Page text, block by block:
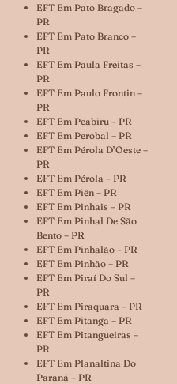
EFT Em Pato Bragado –
PR
EFT Em Pato Branco –
PR
EFT Em Paula Freitas –
PR
EFT Em Paulo Frontin –
PR
EFT Em Peabiru – PR
EFT Em Perobal – PR
EFT Em Pérola D’Oeste –
PR
EFT Em Pérola – PR
EFT Em Piên – PR
EFT Em Pinhais – PR
EFT Em Pinhal De São
Bento – PR
EFT Em Pinhalão – PR
EFT Em Pinhão – PR
EFT Em Piraí Do Sul –
PR
EFT Em Piraquara – PR
EFT Em Pitanga – PR
EFT Em Pitangueiras –
PR
EFT Em Planaltina Do
Paraná – PR